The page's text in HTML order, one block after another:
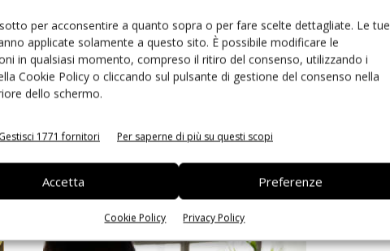
per acconsentire a quanto sopra o per fare scelte dettagliate. Le tue
applicate solamente a questo sito. È possibile modificare le
in qualsiasi momento, compreso il ritiro del consenso, utilizzando i
Cookie Policy o cliccando sul pulsante di gestione del consenso nella
dello schermo.
Gestisci 1771 fornitori Per saperne di più su questi scopi
Accetta Preferenze
Cookie Policy Privacy Policy
Cybersecurity: l’Academy di Anie al servizio delle
pmi